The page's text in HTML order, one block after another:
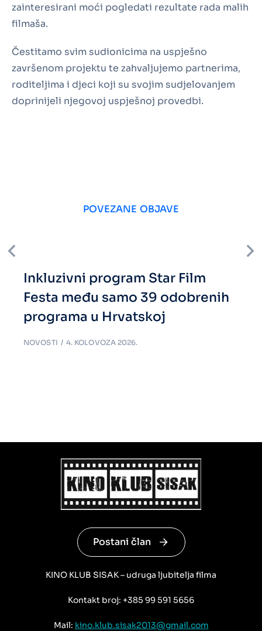
zainteresirani moći pogledati rezultate rada malih
filmaša.
Čestitamo svim sudionicima na uspješno
završenom projektu te zahvaljujemo partnerima,
roditeljima i djeci koji su svojim sudjelovanjem
doprinijeli njegovoj uspješnoj provedbi.
POVEZANE OBJAVE
Inkluzivni program Star Film
Festa među samo 39 odobrenih
programa u Hrvatskoj
NOVOSTI 4. KOLOVOZA 2026.
Postani član
KINO KLUB SISAK – udruga ljubitelja filma
Kontakt broj: +385 99 591 5656
Mail: kino.klub.sisak2013@gmail.com